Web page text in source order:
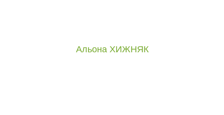
Альона ХИЖНЯК